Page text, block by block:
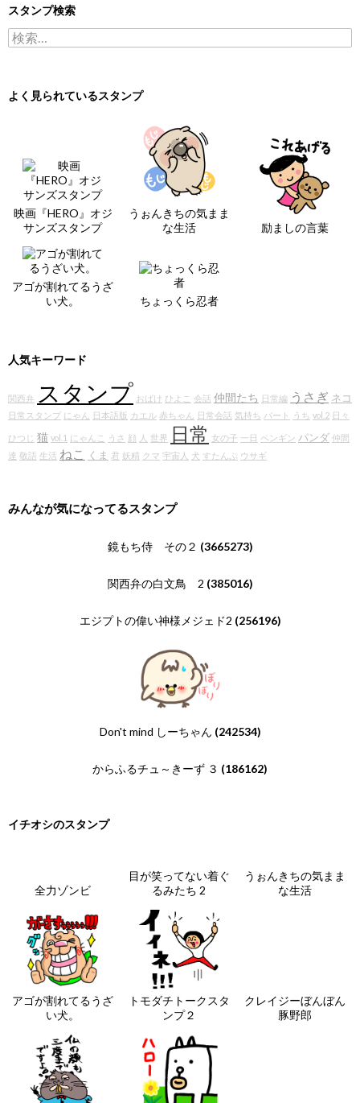
スタンプ検索
検索:
よく見られているスタンプ
映画『HERO』オジ
サンズスタンプ
うぉんきちの気まま
な生活
励ましの言葉
アゴが割れてるうざ
い犬。
ちょっくら忍者
人気キーワード
関西弁 スタンプ おばけ ひよこ 会話 仲間たち 日常編 うさぎ ネコ
日常スタンプ にゃん 日本語版 カエル 赤ちゃん 日常会話 気持ち パート うち vol.2 日々
ひつじ 猫 vol.1 にゃんこ うさ 顔 人 世界 日常 女の子 一日 ペンギン パンダ 仲間
達 敬語 生活 ねこ くま 君 妖精 クマ 宇宙人 犬 すたんぷ ウサギ
みんなが気になってるスタンプ
鏡もち侍 その２ (3665273)
関西弁の白文鳥 2 (385016)
エジプトの偉い神様メジェド2 (256196)
Don't mind しーちゃん (242534)
からふるチュ～きーず ３ (186162)
イチオシのスタンプ
全力ゾンビ
目が笑ってない着ぐ
るみたち 2
うぉんきちの気まま
な生活
アゴが割れてるうざ
い犬。
トモダチトークスタ
ンプ２
クレイジーぼんぼん
豚野郎